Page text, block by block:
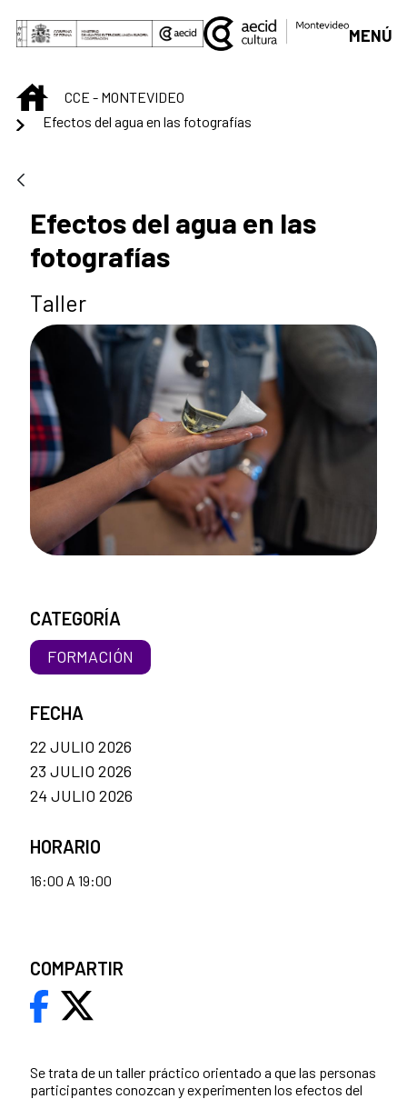
Saltar al contenido principal
MENÚ
INICIOCCE - MONTEVIDEO
Efectos del agua en las fotografías
Efectos del agua en las
fotografías
Taller
Se trata de un taller práctico orientado a que las personas
participantes conozcan y experimenten los efectos del
CATEGORÍA
FORMACIÓN
FECHA
22 JULIO 2026
23 JULIO 2026
24 JULIO 2026
HORARIO
16:00 A 19:00
COMPARTIR